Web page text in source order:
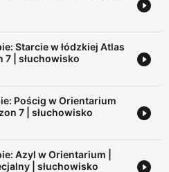
jest tworzenie treści dla Was
www jak i na YouTube,
innych platformach
soundsitivekids
soundsitive_kids
sluchoteka/bajki-
soundsitive-kids-bajki
soundsitivekids
Starcie w łódzkiej Atlas
7 | słuchowisko
Pościg w Orientarium
7 | słuchowisko
Azyl w Orientarium |
| słuchowisko